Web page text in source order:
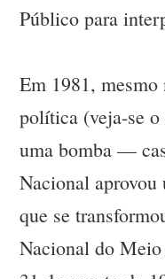
Público para
Em 1981,
política (veja-se
uma bomba —
Nacional aprovou
que se
Nacional do